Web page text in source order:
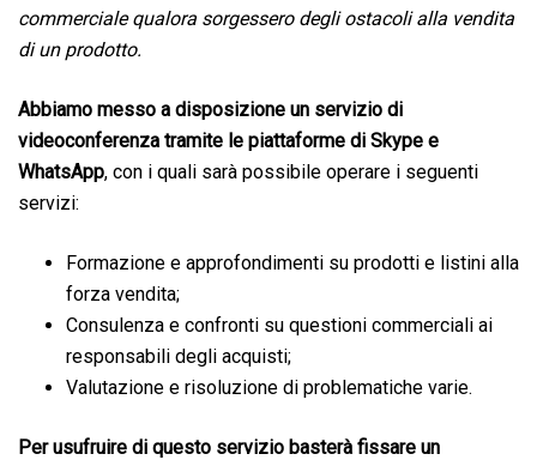
commerciale qualora sorgessero degli ostacoli alla vendita
di un prodotto.
Abbiamo messo a disposizione un servizio di
videoconferenza tramite le piattaforme di Skype e
WhatsApp, con i quali sarà possibile operare i seguenti
servizi:
Formazione e approfondimenti su prodotti e listini alla
forza vendita;
Consulenza e confronti su questioni commerciali ai
responsabili degli acquisti;
Valutazione e risoluzione di problematiche varie.
Per usufruire di questo servizio basterà fissare un